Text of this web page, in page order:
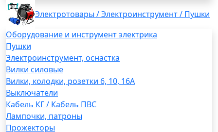
Электротовары / Электроинструмент / Пушки
Оборудование и инструмент электрика
Пушки
Электроинструмент, оснастка
Вилки силовые
Вилки, колодки, розетки 6, 10, 16А
Выключатели
Кабель КГ / Кабель ПВС
Лампочки, патроны
Прожекторы